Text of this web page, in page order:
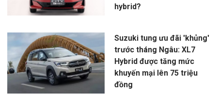
hybrid?
Suzuki tung ưu đãi 'khủng'
trước tháng Ngâu: XL7
Hybrid được tăng mức
khuyến mại lên 75 triệu
đồng